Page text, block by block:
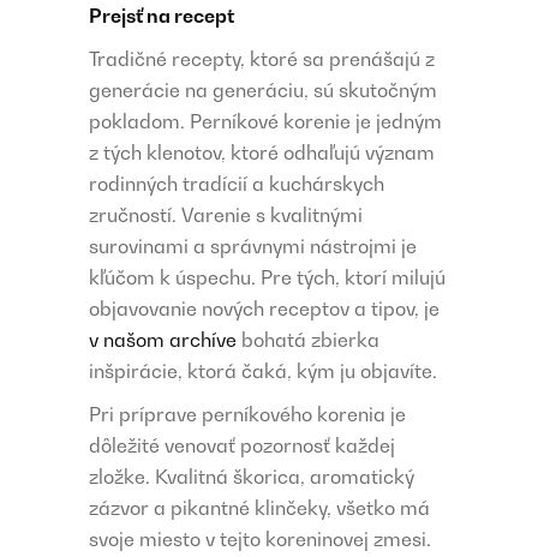
Prejsť na recept
Tradičné recepty, ktoré sa prenášajú z
generácie na generáciu, sú skutočným
pokladom. Perníkové korenie je jedným
z tých klenotov, ktoré odhaľujú význam
rodinných tradícií a kuchárskych
zručností. Varenie s kvalitnými
surovinami a správnymi nástrojmi je
kľúčom k úspechu. Pre tých, ktorí milujú
objavovanie nových receptov a tipov, je
v našom archíve bohatá zbierka
inšpirácie, ktorá čaká, kým ju objavíte.
Pri príprave perníkového korenia je
dôležité venovať pozornosť každej
zložke. Kvalitná škorica, aromatický
zázvor a pikantné klinčeky, všetko má
svoje miesto v tejto koreninovej zmesi.